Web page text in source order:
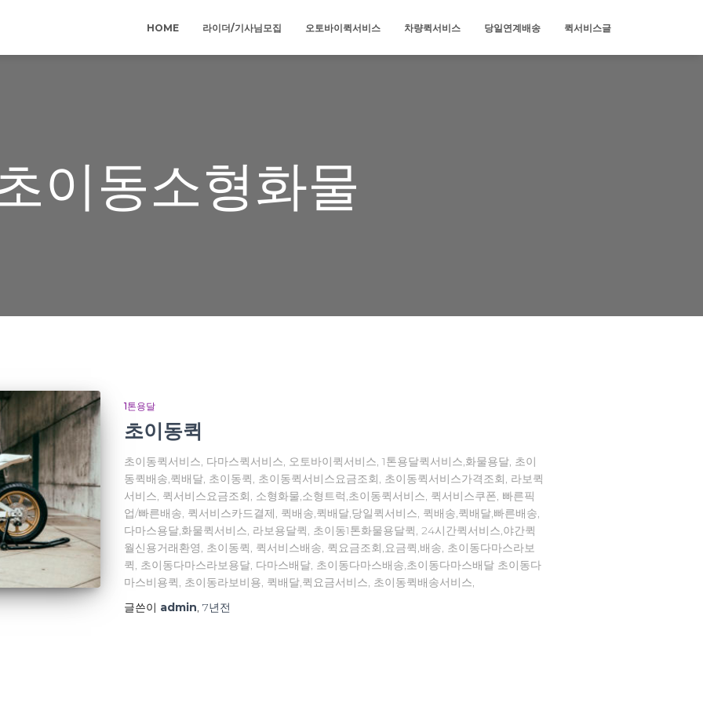
HOME 라이더/기사님모집 오토바이퀵서비스 차량퀵서비스 당일연계배송 퀵서비스글
이동소형화물
1톤용달
초이동퀵
초이동퀵서비스, 다마스퀵서비스, 오토바이퀵서비스, 1톤용달퀵서비스,화물용달, 초이
동퀵배송,퀵배달, 초이동퀵, 초이동퀵서비스요금조회, 초이동퀵서비스가격조회, 라보퀵
서비스, 퀵서비스요금조회, 소형화물,소형트럭,초이동퀵서비스, 퀵서비스쿠폰, 빠른픽
업/빠른배송, 퀵서비스카드결제, 퀵배송,퀵배달,당일퀵서비스, 퀵배송,퀵배달,빠른배송,
다마스용달,화물퀵서비스, 라보용달퀵, 초이동1톤화물용달퀵, 24시간퀵서비스,야간퀵
월신용거래환영, 초이동퀵, 퀵서비스배송, 퀵요금조회,요금퀵,배송, 초이동다마스라보
퀵, 초이동다마스라보용달, 다마스배달, 초이동다마스배송,초이동다마스배달 초이동다
마스비용퀵, 초이동라보비용, 퀵배달,퀵요금서비스, 초이동퀵배송서비스,
글쓴이 admin, 7년전